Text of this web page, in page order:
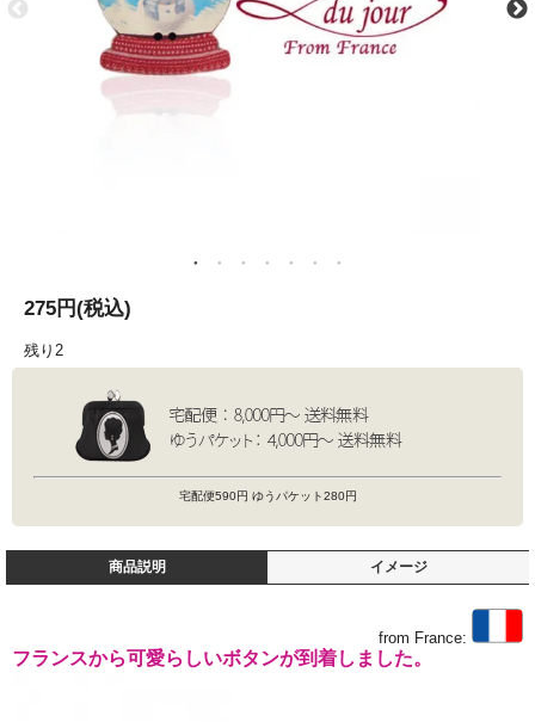
275円(税込)
残り2
宅配便590円 ゆうパケット280円
商品説明 イメージ
from France:
フランスから可愛らしいボタンが到着しました。